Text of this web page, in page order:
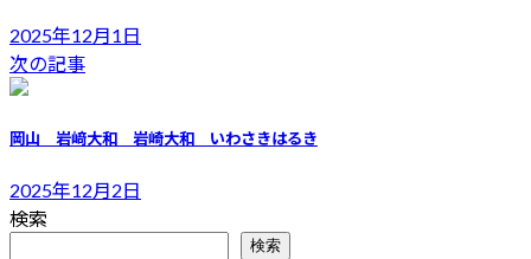
2025年12月1日
次の記事
岡山 岩﨑大和 岩崎大和 いわさきはるき
2025年12月2日
検索
検索